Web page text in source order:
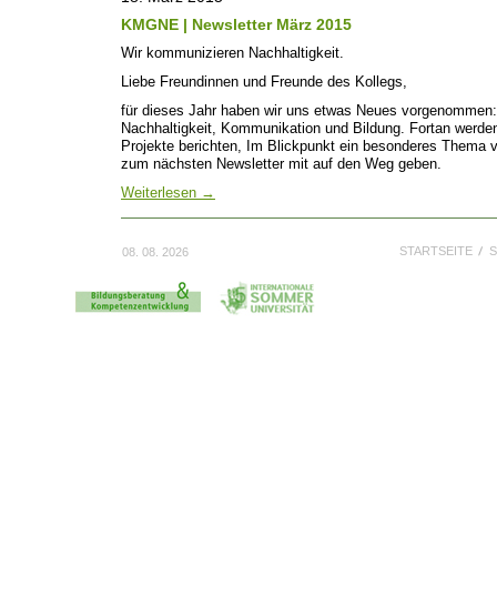
KMGNE | Newsletter März 2015
Wir kommunizieren Nachhaltigkeit.
Liebe Freundinnen und Freunde des Kollegs,
für dieses Jahr haben wir uns etwas Neues
Nachhaltigkeit, Kommunikation und Bildung. Fortan
Projekte berichten, Im Blickpunkt ein besonderes Thema
zum nächsten Newsletter mit auf den Weg geben.
Weiterlesen →
08. 08. 2026 STARTSEITE